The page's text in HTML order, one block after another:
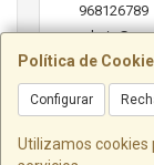
Política de
Configurar
Utilizamos cookies
968126789
Horario
09:00-14:00